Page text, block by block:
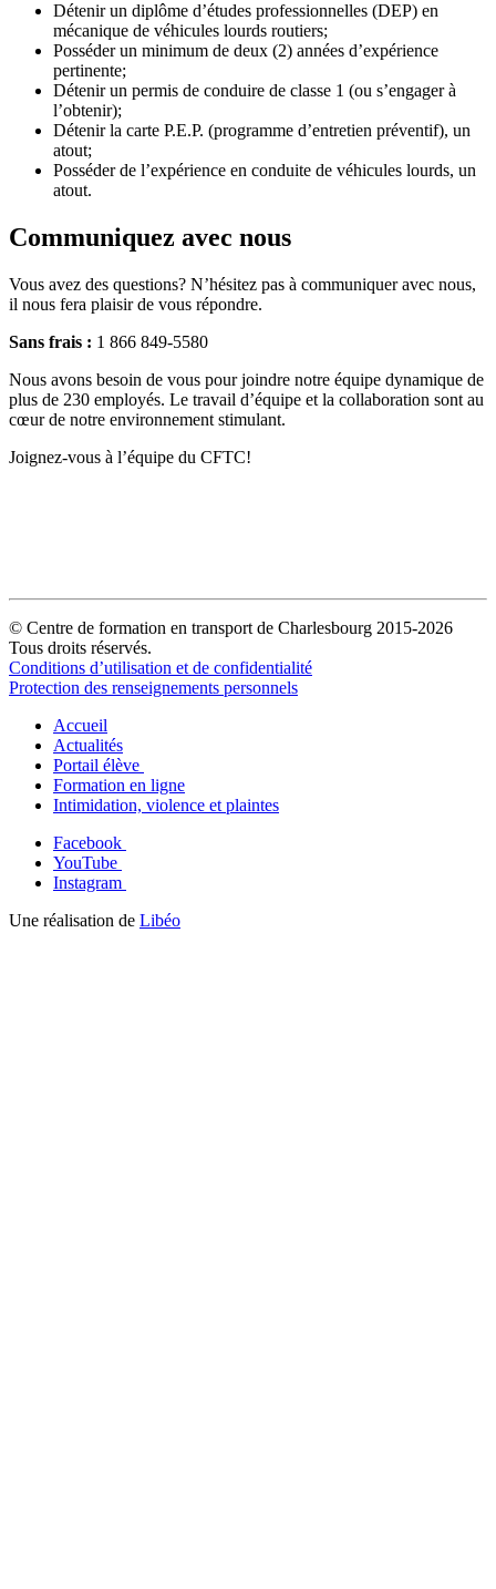
Détenir un diplôme d’études professionnelles (DEP) en
mécanique de véhicules lourds routiers;
Posséder un minimum de deux (2) années d’expérience
pertinente;
Détenir un permis de conduire de classe 1 (ou s’engager à
l’obtenir);
Détenir la carte P.E.P. (programme d’entretien préventif), un
atout;
Posséder de l’expérience en conduite de véhicules lourds, un
atout.
Communiquez avec nous
Vous avez des questions? N’hésitez pas à communiquer avec nous,
il nous fera plaisir de vous répondre.
Sans frais : 1 866 849-5580
Nous avons besoin de vous pour joindre notre équipe dynamique de
plus de 230 employés. Le travail d’équipe et la collaboration sont au
cœur de notre environnement stimulant.
Joignez-vous à l’équipe du CFTC!
© Centre de formation en transport de Charlesbourg 2015-2026
Tous droits réservés.
Conditions d’utilisation et de confidentialité
Protection des renseignements personnels
Accueil
Actualités
Portail élève
Formation en ligne
Intimidation, violence et plaintes
Facebook
YouTube
Instagram
Une réalisation de Libéo